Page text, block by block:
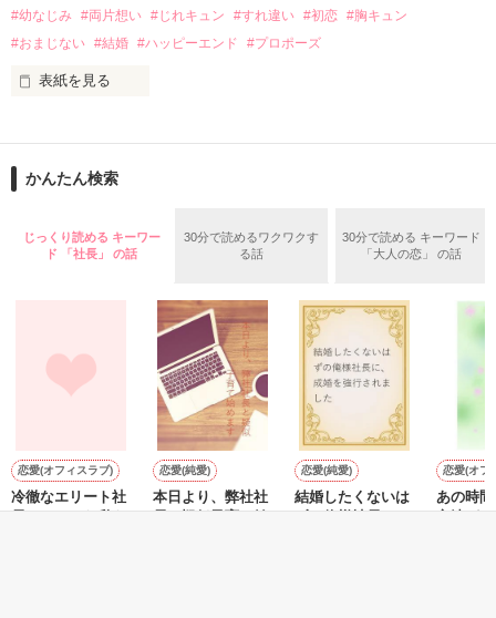
｢あんたなんか産まなきゃ良かった｣
『産まれてきてくれてありがとう』
両親から虐待を受け感情を知らない女の子と
泣き方も、笑い方も、助けの求め方も、何も知らなかった。
でもみんなが教えてくれた。
『"愛してるよ"』
#幼なじみ #両片想い #じれキュン #すれ違い #初恋 #胸キュン
#おまじない #結婚 #ハッピーエンド #プロポーズ
表紙を見る
きになっちゃうんだって』
※表紙はフリー素材です。コンテスト用に既存作を改稿しまし
作品を読む
かんたん検索
じっくり読める キーワー
ド 「社長」 の話
30分で読めるワクワクす
る話
30分で読める キーワード
「大人の恋」 の話
恋愛(オフィスラブ)
冷徹なエリート社
恋愛(純愛)
本日より、弊社社
恋愛(純愛)
結婚したくないは
恋愛(オフ
あの時